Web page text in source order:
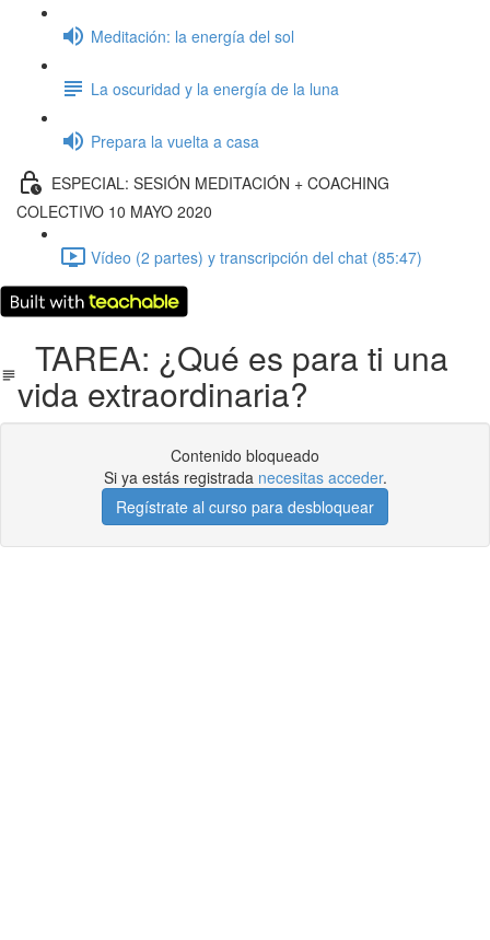
Meditación: la energía del sol
La oscuridad y la energía de la luna
Prepara la vuelta a casa
ESPECIAL: SESIÓN MEDITACIÓN + COACHING
COLECTIVO 10 MAYO 2020
Vídeo (2 partes) y transcripción del chat (85:47)
TAREA: ¿Qué es para ti una
vida extraordinaria?
Contenido bloqueado
Si ya estás registrada necesitas acceder.
Regístrate al curso para desbloquear